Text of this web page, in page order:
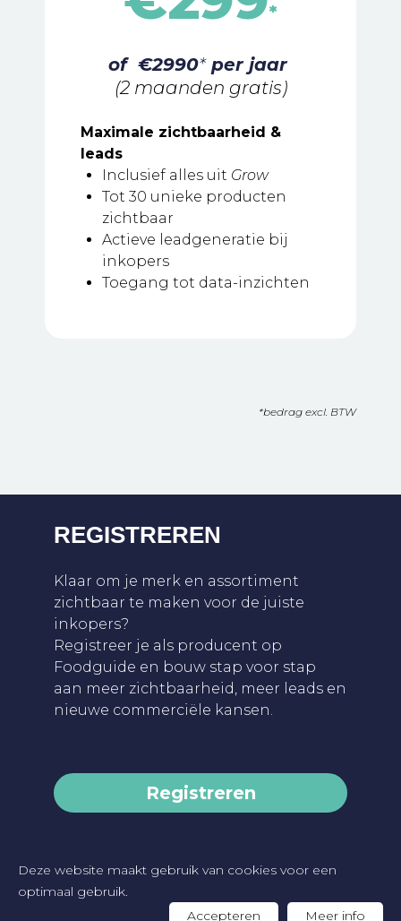
Deze website maakt gebruik van cookies voor een
optimaal gebruik.
Accepteren
Meer info
*
of €2990*per jaar
(2 maanden gratis)
Maximale zichtbaarheid &
leads
Inclusief alles uit Grow
Tot 30 unieke producten
zichtbaar
Actieve leadgeneratie bij
inkopers
Toegang tot data-inzichten
*bedrag excl. BTW
REGISTREREN
Klaar om je merk en assortiment
zichtbaar te maken voor de juiste
inkopers?
Registreer je als producent op
Foodguide en bouw stap voor stap
aan meer zichtbaarheid, meer leads en
nieuwe commerciële kansen.
Registreren
2026 FOODGUIDE - Privacybeleid-
Cookieverklaring